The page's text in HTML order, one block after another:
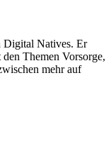
Digital Natives. Er
Themen Vorsorge,
mehr auf